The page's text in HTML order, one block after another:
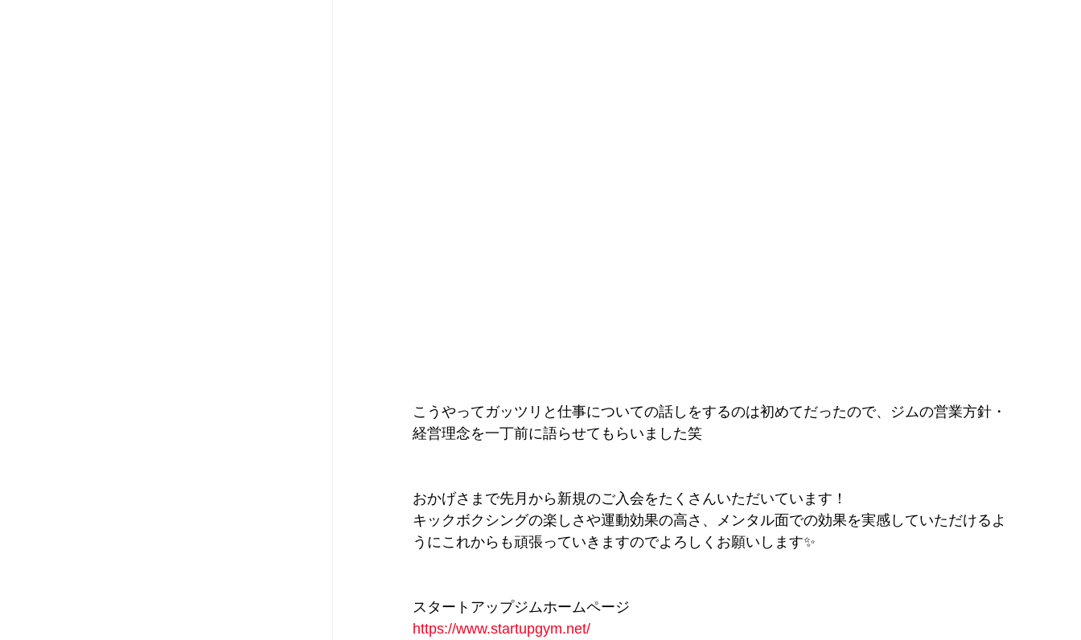
こうやってガッツリと仕事についての話しをするのは初めてだったので、ジムの営業方針・
経営理念を一丁前に語らせてもらいました笑
おかげさまで先月から新規のご入会をたくさんいただいています！
キックボクシングの楽しさや運動効果の高さ、メンタル面での効果を実感していただけるよ
うにこれからも頑張っていきますのでよろしくお願いします✨
スタートアップジムホームページ
https://www.startupgym.net/